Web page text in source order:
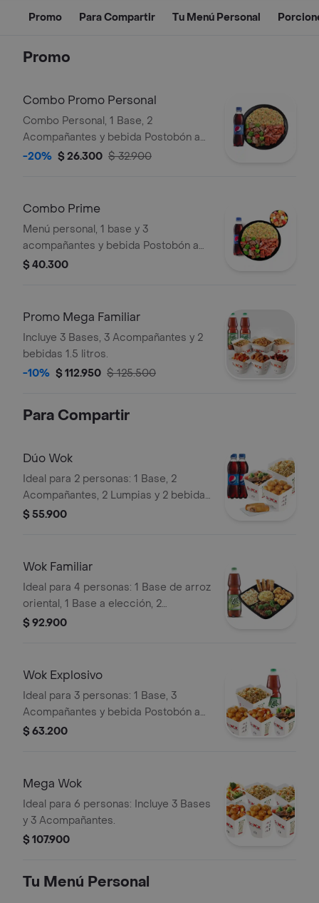
Promo Para Compartir Tu Menú Personal
Promo
Combo Promo Personal
Combo Personal, 1 Base, 2
Acompañantes y bebida Postobón a
elección de 400ML
-20% $ 26.300 $ 32.900
Combo Prime
Menú personal, 1 base y 3
acompañantes y bebida Postobón a
elección de 400ML
$ 40.300
Promo Mega Familiar
Incluye 3 Bases, 3 Acompañantes y 2
bebidas 1.5 litros.
-10% $ 112.950 $ 125.500
Para Compartir
Dúo Wok
Ideal para 2 personas: 1 Base, 2
Acompañantes, 2 Lumpias y 2 bebidas
Postobón a elección de 400ML.
$ 55.900
Wok Familiar
Ideal para 4 personas: 1 Base de arroz
oriental, 1 Base a elección, 2
Acompañantes, 4 lumpias y una
$ 92.900
Wok Explosivo
Ideal para 3 personas: 1 Base, 3
Acompañantes y bebida Postobón a
elección de 1.5L
$ 63.200
Mega Wok
Ideal para 6 personas: Incluye 3 Bases
y 3 Acompañantes.
$ 107.900
Tu Menú Personal